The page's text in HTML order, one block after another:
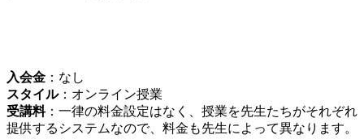
入会金 ：なし
スタイル：オンライン授業
受講料：一律の料金設定はなく、授業を先生たちがそれぞれ
提供するシステムなので、料金も先生によって異なります。